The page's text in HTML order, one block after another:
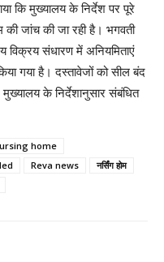
कि मुख्यालय के निर्देश पर पूरे
जांच की जा रही है। भगवती
विक्रय संधारण में अनियमिताएं
गया है। दस्तावेजों को सील बंद
के निर्देशानुसार संबंधित
home
Reva news
नर्सिंग होम